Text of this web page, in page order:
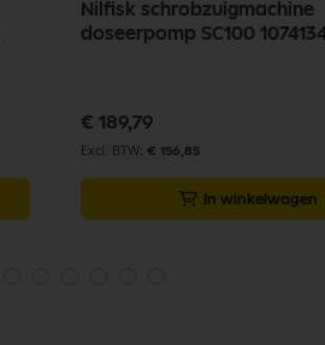
Nilfisk schrobzuigmachine
doseerpomp SC100
€ 189,79
€ 156,85
In winkelwagen